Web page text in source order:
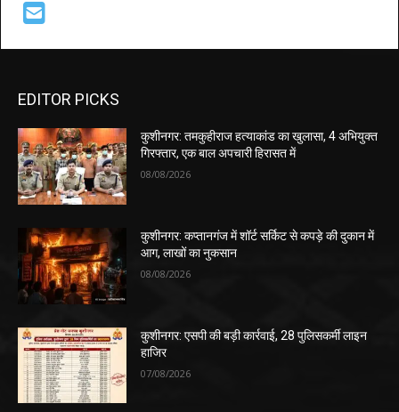
EDITOR PICKS
कुशीनगर: तमकुहीराज हत्याकांड का खुलासा, 4 अभियुक्त
गिरफ्तार, एक बाल अपचारी हिरासत में
08/08/2026
कुशीनगर: कप्तानगंज में शॉर्ट सर्किट से कपड़े की दुकान में
आग, लाखों का नुकसान
08/08/2026
कुशीनगर: एसपी की बड़ी कार्रवाई, 28 पुलिसकर्मी लाइन
हाजिर
07/08/2026